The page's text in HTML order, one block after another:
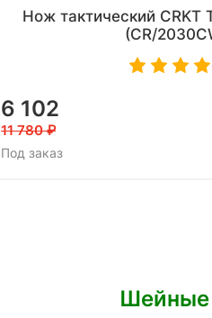
Нож тактический CRKT
(CR/
6 102
11 780
Под заказ